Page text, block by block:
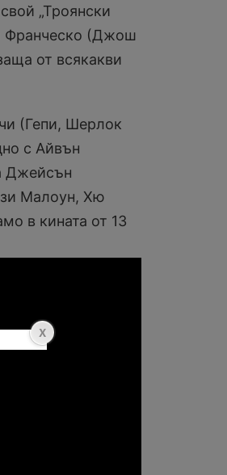
„Троянски
Франческо (Джош
от всякакви
(Гепи, Шерлок
с Айвън
Джейсън
Малоун, Хю
в кината от 13